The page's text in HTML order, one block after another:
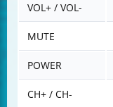
VOL+ / VOL-
MUTE
POWER
CH+ / CH-